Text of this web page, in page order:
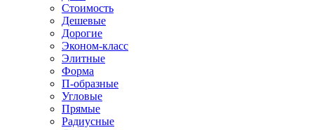
Стоимость
Дешевые
Дорогие
Эконом-класс
Элитные
Форма
П-образные
Угловые
Прямые
Радиусные